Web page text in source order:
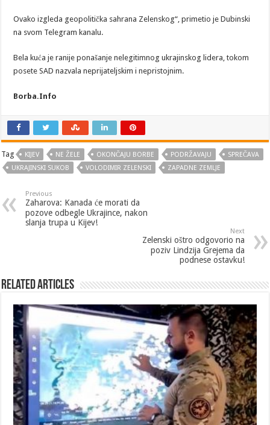
Ovako izgleda geopolitička sahrana Zelenskog“, primetio je Dubinski
na svom Telegram kanalu.
Bela kuća je ranije ponašanje nelegitimnog ukrajinskog lidera, tokom
posete SAD nazvala neprijateljskim i nepristojnim.
Borba.Info
Tag KIJEV NE ŽELE OKONČAJU BORBE PODRŽAVAJU
SPREČAVA
UKRAJINSKI SUKOB
VOLODIMIR ZELENSKI ZAPADNE ZEMLJE
Previous
Zaharova: Kanada će morati da
pozove odbegle Ukrajince, nakon
slanja trupa u Kijev!
Next
Zelenski oštro odgovorio na
poziv Lindzija Grejema da
podnese ostavku!
Related Articles